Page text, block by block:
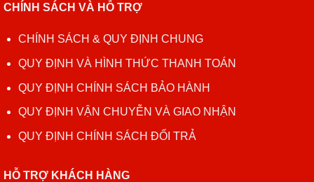
CHÍNH SÁCH VÀ HỖ TRỢ
CHÍNH SÁCH & QUY ĐỊNH CHUNG
QUY ĐỊNH VÀ HÌNH THỨC THANH TOÁN
QUY ĐỊNH CHÍNH SÁCH BẢO HÀNH
QUY ĐỊNH VẬN CHUYỄN VÀ GIAO NHẬN
QUY ĐỊNH CHÍNH SÁCH ĐỔI TRẢ
HỖ TRỢ KHÁCH HÀNG